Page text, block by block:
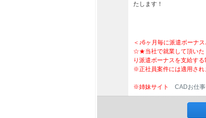
たします！
＜♪6ヶ月毎に派遣ボーナス
☆★当社で就業して頂いた
り派遣ボーナスを支給す
※正社員案件には適用され
※姉妹サイト CADお仕